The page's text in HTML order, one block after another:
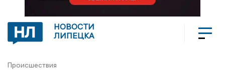
НОВОСТИ
ЛИПЕЦКА
Происшествия